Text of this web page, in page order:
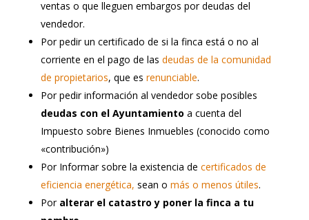
ventas o que lleguen embargos por deudas del
vendedor.
Por pedir un certificado de si la finca está o no al
corriente en el pago de las deudas de la comunidad
de propietarios, que es renunciable.
Por pedir información al vendedor sobe posibles
deudas con el Ayuntamiento a cuenta del
Impuesto sobre Bienes Inmuebles (conocido como
«contribución»)
Por Informar sobre la existencia de certificados de
eficiencia energética, sean o más o menos útiles.
Por alterar el catastro y poner la finca a tu